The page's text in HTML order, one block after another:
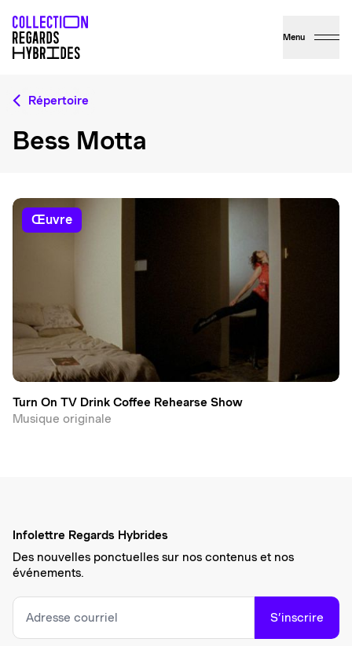
Menu
Répertoire
Bess Motta
œuvre
Turn On TV Drink Coffee Rehearse Show
Musique originale
Infolettre Regards Hybrides
Des nouvelles ponctuelles sur nos contenus et nos
événements.
S’inscrire